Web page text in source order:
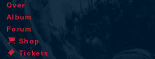
Over
Album
Forum
Shop
Tickets